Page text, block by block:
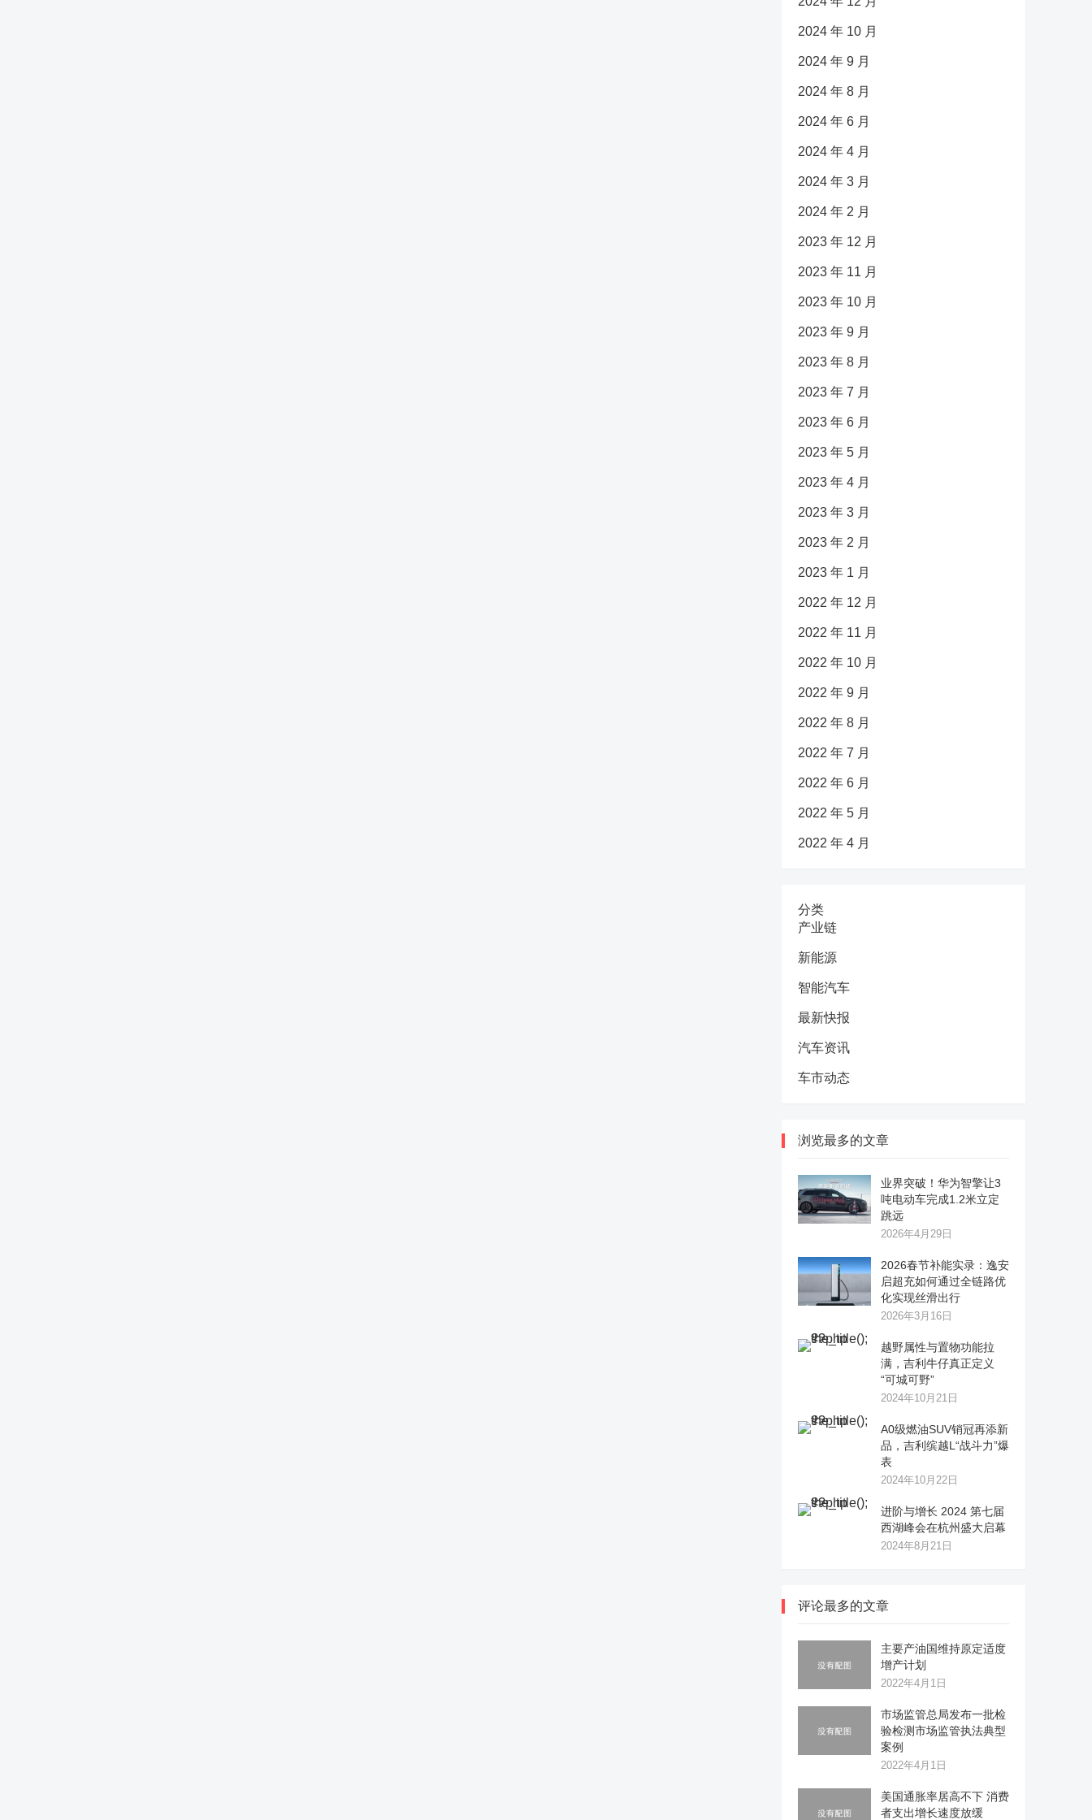
2024 年 10 月
2024 年 9 月
2024 年 8 月
2024 年 6 月
2024 年 4 月
2024 年 3 月
2024 年 2 月
2023 年 12 月
2023 年 11 月
2023 年 10 月
2023 年 9 月
2023 年 8 月
2023 年 7 月
2023 年 6 月
2023 年 5 月
2023 年 4 月
2023 年 3 月
2023 年 2 月
2023 年 1 月
2022 年 12 月
2022 年 11 月
2022 年 10 月
2022 年 9 月
2022 年 8 月
2022 年 7 月
2022 年 6 月
2022 年 5 月
2022 年 4 月
分类
产业链
新能源
智能汽车
最新快报
汽车资讯
车市动态
浏览最多的文章
业界突破！华为智擎让3
吨电动车完成1.2米立定
跳远
2026年4月29日
2026春节补能实录：逸安
启超充如何通过全链路优
化实现丝滑出行
2026年3月16日
越野属性与置物功能拉
满，吉利牛仔真正定义
“可城可野”
2024年10月21日
A0级燃油SUV销冠再添新
品，吉利缤越L“战斗力”爆
表
2024年10月22日
进阶与增长 2024 第七届
西湖峰会在杭州盛大启幕
2024年8月21日
评论最多的文章
主要产油国维持原定适度
增产计划
2022年4月1日
市场监管总局发布一批检
验检测市场监管执法典型
案例
2022年4月1日
美国通胀率居高不下 消费
者支出增长速度放缓